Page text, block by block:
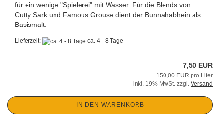
für ein wenige "Spielerei" mit Wasser. Für die Blends von
Cutty Sark und Famous Grouse dient der Bunnahabhein als
Basismalt.
Lieferzeit: ca. 4 - 8 Tage
7,50 EUR
150,00 EUR pro Liter
inkl. 19% MwSt. zzgl. Versand
IN DEN WARENKORB